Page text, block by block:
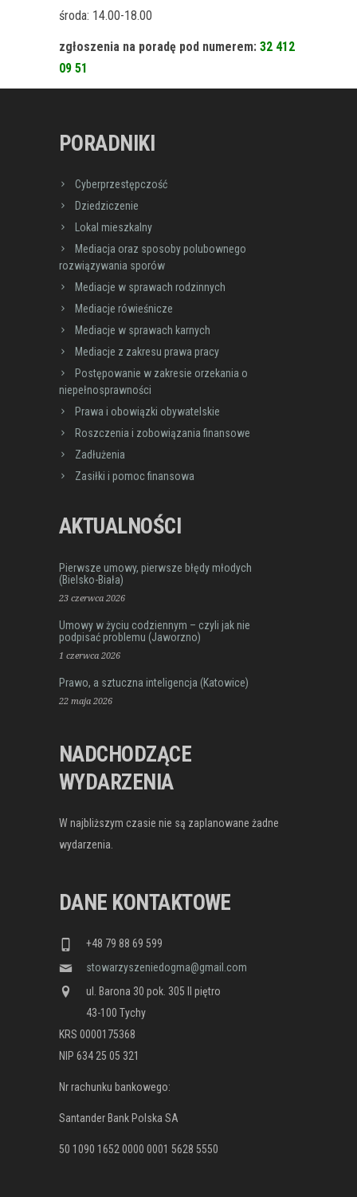
środa: 14.00-18.00
zgłoszenia na poradę pod numerem: 32 412
09 51
PORADNIKI
Cyberprzestępczość
Dziedziczenie
Lokal mieszkalny
Mediacja oraz sposoby polubownego
rozwiązywania sporów
Mediacje w sprawach rodzinnych
Mediacje rówieśnicze
Mediacje w sprawach karnych
Mediacje z zakresu prawa pracy
Postępowanie w zakresie orzekania o
niepełnosprawności
Prawa i obowiązki obywatelskie
Roszczenia i zobowiązania finansowe
Zadłużenia
Zasiłki i pomoc finansowa
AKTUALNOŚCI
Pierwsze umowy, pierwsze błędy młodych
(Bielsko-Biała)
23 czerwca 2026
Umowy w życiu codziennym – czyli jak nie
podpisać problemu (Jaworzno)
1 czerwca 2026
Prawo, a sztuczna inteligencja (Katowice)
22 maja 2026
NADCHODZĄCE
WYDARZENIA
W najbliższym czasie nie są zaplanowane żadne
wydarzenia.
DANE KONTAKTOWE
+48 79 88 69 599
stowarzyszeniedogma@gmail.com
ul. Barona 30 pok. 305 II piętro
43-100 Tychy
KRS 0000175368
NIP 634 25 05 321
Nr rachunku bankowego:
Santander Bank Polska SA
50 1090 1652 0000 0001 5628 5550